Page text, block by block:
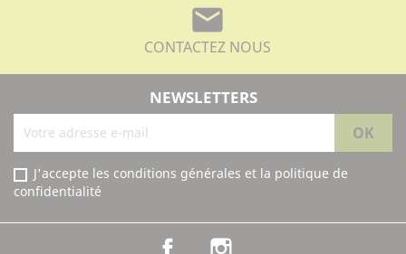
mail
CONTACTEZ NOUS
NEWSLETTERS
J'accepte les conditions générales et la politique de
confidentialité
Facebook